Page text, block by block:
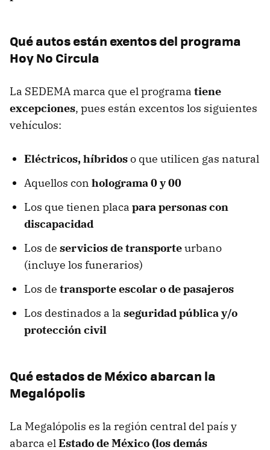
Qué autos están exentos del programa
Hoy No Circula
La SEDEMA marca que el programa tiene
excepciones, pues están excentos los siguientes
vehículos:
Eléctricos, híbridoso que utilicen gas natural
Aquellos con holograma 0 y 00
Los que tienen placa para personas con
discapacidad
Los de servicios de transporteurbano
(incluye los funerarios)
Los de transporte escolar o de pasajeros
Los destinados a la seguridad pública y/o
protección civil
Qué estados de México abarcan la
Megalópolis
La Megalópolis es la región central del país y
abarca elEstado de México (los demás